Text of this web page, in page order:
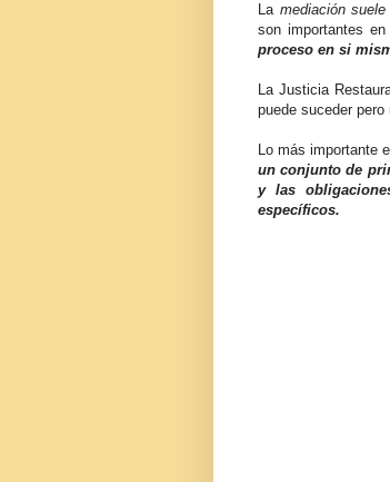
La mediación
son importantes
proceso en si
La Justicia
puede suceder pero
Lo más importante
un conjunto de
y las
específicos.